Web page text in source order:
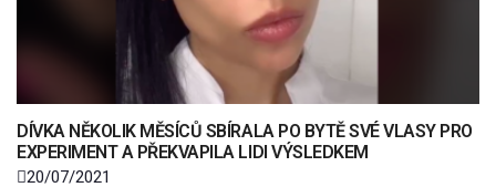
DÍVKA NĚKOLIK MĚSÍCŮ SBÍRALA PO BYTĚ SVÉ VLASY PRO
EXPERIMENT A PŘEKVAPILA LIDI VÝSLEDKEM
20/07/2021